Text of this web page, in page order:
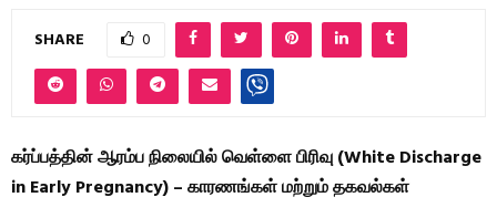
SHARE 0
கர்ப்பத்தின் ஆரம்ப நிலையில் வெள்ளை பிரிவு (White Discharge
in Early Pregnancy) – காரணங்கள் மற்றும் தகவல்கள்